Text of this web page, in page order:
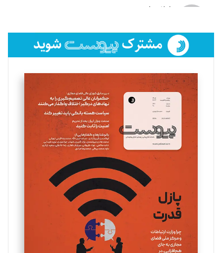
لیلا حنارود
فائزه فتحی رستمی
تحریریه
سروش کرمیان
تحریریه
مینا پاکدل
یسنا امان‌پور
تحریریه
ملینا جعفری